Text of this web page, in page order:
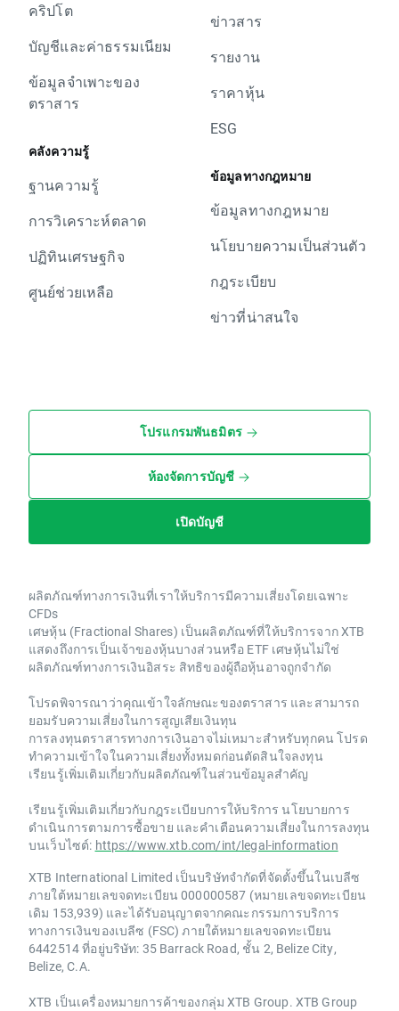
คริปโต
บัญชีและค่าธรรมเนียม
ข้อมูลจำเพาะของ
ตราสาร
คลังความรู้
ฐานความรู้
การวิเคราะห์ตลาด
ปฏิทินเศรษฐกิจ
ศูนย์ช่วยเหลือ
ข่าวสาร
รายงาน
ราคาหุ้น
ESG
ข้อมูลทางกฎหมาย
ข้อมูลทางกฎหมาย
นโยบายความเป็นส่วนตัว
กฎระเบียบ
ข่าวที่น่าสนใจ
โปรแกรมพันธมิตร
ห้องจัดการบัญชี
เปิดบัญชี
ผลิตภัณฑ์ทางการเงินที่เราให้บริการมีความเสี่ยงโดยเฉพาะ
CFDs
เศษหุ้น (Fractional Shares) เป็นผลิตภัณฑ์ที่ให้บริการจาก XTB
แสดงถึงการเป็นเจ้าของหุ้นบางส่วนหรือ ETF เศษหุ้นไม่ใช่
ผลิตภัณฑ์ทางการเงินอิสระ สิทธิของผู้ถือหุ้นอาจถูกจำกัด
โปรดพิจารณาว่าคุณเข้าใจลักษณะของตราสาร และสามารถ
ยอมรับความเสี่ยงในการสูญเสียเงินทุน
การลงทุนตราสารทางการเงินอาจไม่เหมาะสำหรับทุกคน โปรด
ทำความเข้าใจในความเสี่ยงทั้งหมดก่อนตัดสินใจลงทุน
เรียนรู้เพิ่มเติมเกี่ยวกับผลิตภัณฑ์ในส่วนข้อมูลสำคัญ
เรียนรู้เพิ่มเติมเกี่ยวกับกฎระเบียบการให้บริการ นโยบายการ
ดำเนินการตามการซื้อขาย และคำเตือนความเสี่ยงในการลงทุน
บนเว็บไซต์: https://www.xtb.com/int/legal-information
XTB International Limited เป็นบริษัทจำกัดที่จัดตั้งขึ้นในเบลีซ
ภายใต้หมายเลขจดทะเบียน 000000587 (หมายเลขจดทะเบียน
เดิม 153,939) และได้รับอนุญาตจากคณะกรรมการบริการ
ทางการเงินของเบลีซ (FSC) ภายใต้หมายเลขจดทะเบียน
6442514 ที่อยู่บริษัท: 35 Barrack Road, ชั้น 2, Belize City,
Belize, C.A.
XTB เป็นเครื่องหมายการค้าของกลุ่ม XTB Group. XTB Group